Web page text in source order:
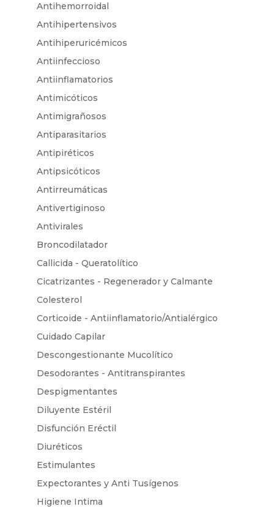
Antihemorroidal
Antihipertensivos
Antihiperuricémicos
Antiinfeccioso
Antiinflamatorios
Antimicóticos
Antimigrañosos
Antiparasitarios
Antipiréticos
Antipsicóticos
Antirreumáticas
Antivertiginoso
Antivirales
Broncodilatador
Callicida - Queratolítico
Cicatrizantes - Regenerador y Calmante
Colesterol
Corticoide - Antiinflamatorio/Antialérgico
Cuidado Capilar
Descongestionante Mucolítico
Desodorantes - Antitranspirantes
Despigmentantes
Diluyente Estéril
Disfunción Eréctil
Diuréticos
Estimulantes
Expectorantes y Anti Tusígenos
Higiene Intima